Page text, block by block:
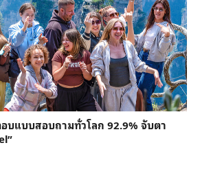
บแบบสอบถามทั่วโลก 92.9% จับตา